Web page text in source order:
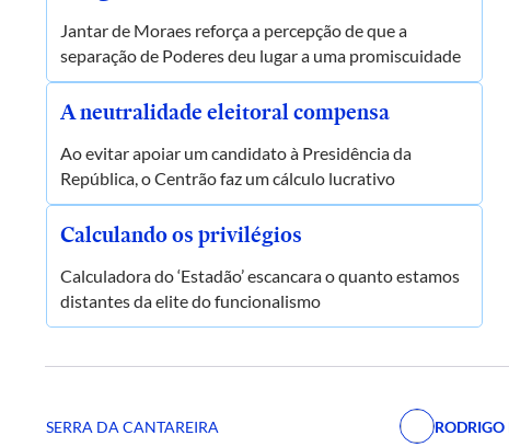
Jantar de Moraes reforça a percepção de que a
separação de Poderes deu lugar a uma promiscuidade
A neutralidade eleitoral compensa
Ao evitar apoiar um candidato à Presidência da
República, o Centrão faz um cálculo lucrativo
Calculando os privilégios
Calculadora do ‘Estadão’ escancara o quanto estamos
distantes da elite do funcionalismo
SERRA DA CANTAREIRA RODRIGO